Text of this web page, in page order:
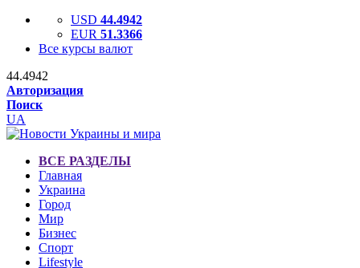
USD 44.4942
EUR 51.3366
Все курсы валют
44.4942
Авторизация
Поиск
UA
ВСЕ РАЗДЕЛЫ
Главная
Украина
Город
Мир
Бизнес
Спорт
Lifestyle